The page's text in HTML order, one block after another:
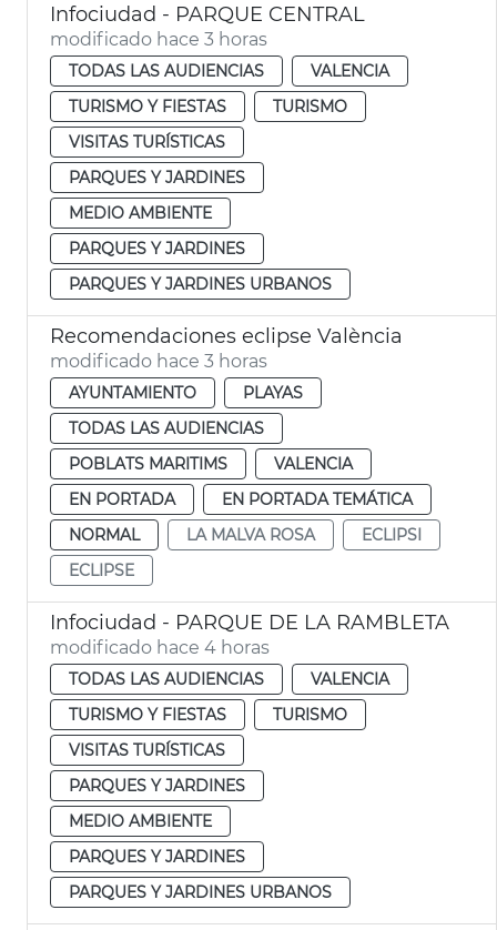
Infociudad - PARQUE CENTRAL
modificado hace 3 horas
TODAS LAS AUDIENCIAS
VALENCIA
TURISMO Y FIESTAS
TURISMO
VISITAS TURÍSTICAS
PARQUES Y JARDINES
MEDIO AMBIENTE
PARQUES Y JARDINES
PARQUES Y JARDINES URBANOS
Recomendaciones eclipse València
modificado hace 3 horas
AYUNTAMIENTO
PLAYAS
TODAS LAS AUDIENCIAS
POBLATS MARITIMS
VALENCIA
EN PORTADA
EN PORTADA TEMÁTICA
NORMAL
LA MALVA ROSA
ECLIPSI
ECLIPSE
Infociudad - PARQUE DE LA RAMBLETA
modificado hace 4 horas
TODAS LAS AUDIENCIAS
VALENCIA
TURISMO Y FIESTAS
TURISMO
VISITAS TURÍSTICAS
PARQUES Y JARDINES
MEDIO AMBIENTE
PARQUES Y JARDINES
PARQUES Y JARDINES URBANOS